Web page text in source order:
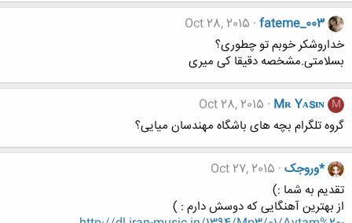
fateme_003
Oct 28, 2015
خداروشکر خوبم تو چطوری؟
بسلامتی.مشخصه دقیقا کی میری
M
Mʀ Yᴀsɪɴ
Oct 28, 2015
گروه تلگرام بچه های باشگاه مهندسان میایی؟
*وروجک Oct 27, 2015
تقدیم به شما :)
از بهترین آهنگایی که دوسش دارم : )